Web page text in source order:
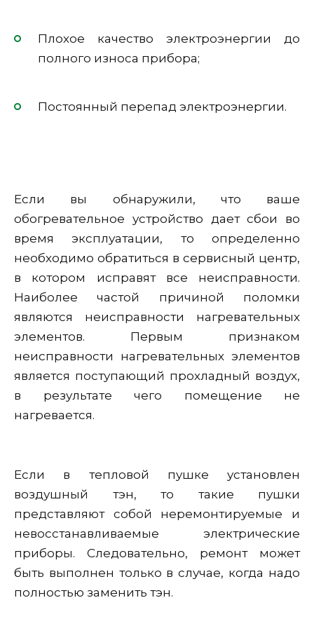
Плохое качество электроэнергии до
полного износа прибора;
Постоянный перепад электроэнергии.
Если вы обнаружили, что ваше
обогревательное устройство дает сбои во
время эксплуатации, то определенно
необходимо обратиться в сервисный центр,
в котором исправят все неисправности.
Наиболее частой причиной поломки
являются неисправности нагревательных
элементов. Первым признаком
неисправности нагревательных элементов
является поступающий прохладный воздух,
в результате чего помещение не
нагревается.
Если в тепловой пушке установлен
воздушный тэн, то такие пушки
представляют собой неремонтируемые и
невосстанавливаемые электрические
приборы. Следовательно, ремонт может
быть выполнен только в случае, когда надо
полностью заменить тэн.